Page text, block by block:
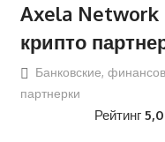
Axela
крипто
Банковские,
партнерки
Рейтинг